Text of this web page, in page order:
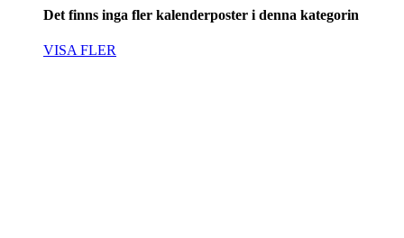
Det finns inga fler kalenderposter i denna kategorin
VISA FLER